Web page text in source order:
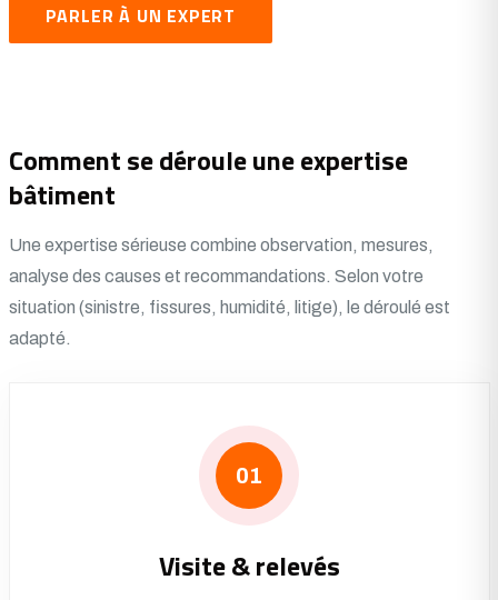
PARLER À UN EXPERT
Comment se déroule une expertise
bâtiment
Une expertise sérieuse combine observation, mesures,
analyse des causes et recommandations. Selon votre
situation (sinistre, fissures, humidité, litige), le déroulé est
adapté.
01
Visite & relevés